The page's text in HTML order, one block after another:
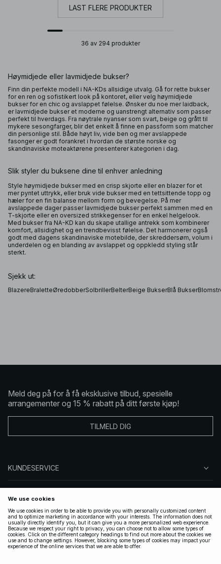
LAST FLERE PRODUKTER
36 av 294 produkter
Høymidjede eller lavmidjede bukser?
Finn din perfekte modell i NA-KDs allsidige utvalg. Gå for rette bukser
for en ren og sofistikert look på kontoret, eller velg høymidjede
bukser for en chic og avslappet følelse. Ønsker du noe mer laidback,
er lavmidjede bukser et moderne og uanstrengt alternativ som passer
perfekt til hverdags. Fra nøytrale nyanser som svart, beige og grått til
mykere sesongfarger, blir det enkelt å finne en passform som matcher
din personlige stil. Både høyt liv, vide ben og mer avslappede
fasonger er godt forankret i hvordan de største norske og
skandinaviske moteaktørene presenterer kategorien i dag.
Slik styler du buksene dine til enhver anledning
Style høymidjede bukser med en crisp skjorte eller en blazer for et
mer pyntet uttrykk, eller bruk vide bukser med en tettsittende topp og
hæler for en fin balanse mellom form og bevegelse. På mer
avslappede dager passer lavmidjede bukser perfekt sammen med en
T-skjorte eller en oversized strikkegenser for en enkel helgelook.
Med bukser fra NA-KD kan du skape utallige antrekk som kombinerer
komfort, allsidighet og en trendbevisst følelse. Det harmonerer også
godt med dagens skandinaviske motebilde, der skreddersøm, volum i
underdelen og en blanding av avslappet og oppkledd styling står
sterkt.
Sjekk ut:
BlazereBraletteØredobberSolbrillerBelterBeige BukserBlå Bukser
Meld deg på for å få eksklusive tilbud, spesielle
arrangementer og 15 % rabatt på ditt første kjøp!
TILMELD DIG
KUNDESERVICE
FØLG OSS
LOVLIG